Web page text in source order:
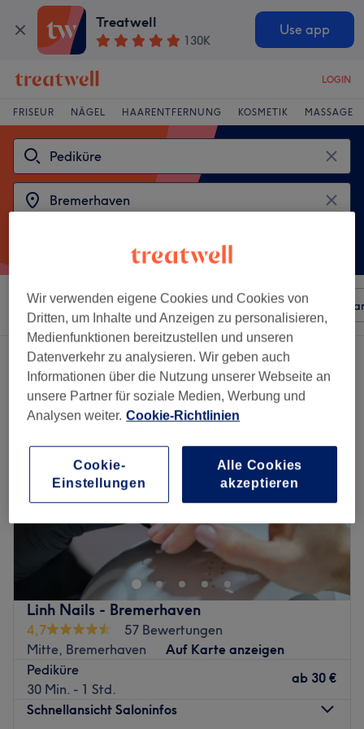
Treatwell
130K
Use app
LOGIN
FRISEUR NÄGEL HAARENTFERNUNG KOSMETIK MASSAGE
Sortieren nach Beliebiger Preis Besonderheiten
2 Salons die anbieten:pediküre in Bremerhaven
Linh Nails - Bremerhaven
4,7
57 Bewertungen
Mitte, Bremerhaven
Auf Karte anzeigen
Pediküre
30 Min. - 1 Std.
ab 30 €
Schnellansicht Saloninfos
Wir verwenden eigene Cookies und Cookies von
Dritten, um Inhalte und Anzeigen zu personalisieren,
Medienfunktionen bereitzustellen und unseren
Datenverkehr zu analysieren. Wir geben auch
Informationen über die Nutzung unserer Webseite an
unsere Partner für soziale Medien, Werbung und
Analysen weiter. Cookie-Richtlinien
Cookie-
Einstellungen
Alle Cookies
akzeptieren